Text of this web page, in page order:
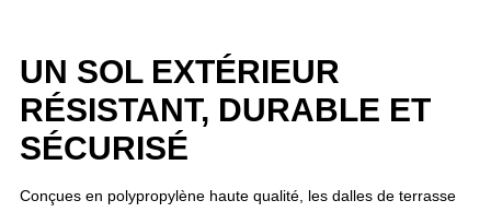
UN SOL EXTÉRIEUR
RÉSISTANT, DURABLE ET
SÉCURISÉ
Conçues en polypropylène haute qualité, les dalles de terrasse